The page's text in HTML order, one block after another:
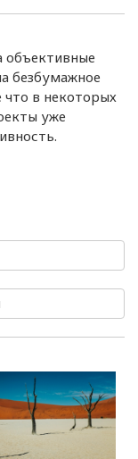
объективные
безбумажное
что в некоторых
уже